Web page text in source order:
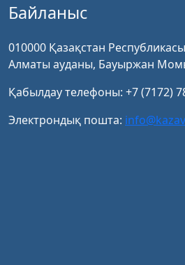
Байланыс
010000 Қазақстан
Алматы ауданы, Бауыржан
Қабылдау телефоны: +7 (7172)
Электрондық пошта: